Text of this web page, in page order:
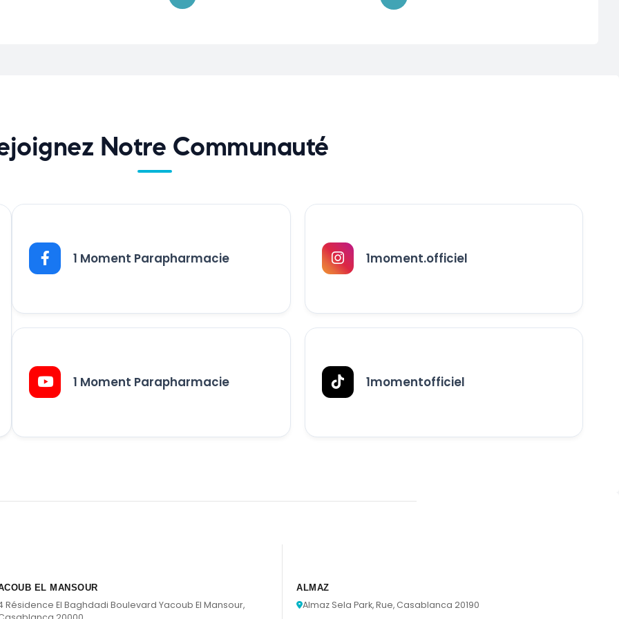
Notre Communauté
1 Moment Parapharmacie 1moment.officiel
1 Moment Parapharmacie 1momentofficiel
EL MANSOUR
Résidence El Baghdadi Boulevard Yacoub El Mansour,
ALMAZ
Almaz Sela Park, Rue, Casablanca 20190